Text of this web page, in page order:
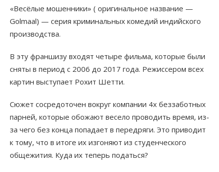
«Весёлые мошенники» ( оригинальное название —
Golmaal) — серия криминальных комедий индийского
производства.
В эту франшизу входят четыре фильма, которые были
сняты в период с 2006 до 2017 года. Режиссером всех
картин выступает Рохит Шетти.
Сюжет сосредоточен вокруг компании 4х беззаботных
парней, которые обожают весело проводить время, из-
за чего без конца попадает в передряги. Это приводит
к тому, что в итоге их изгоняют из студенческого
общежития. Куда их теперь податься?